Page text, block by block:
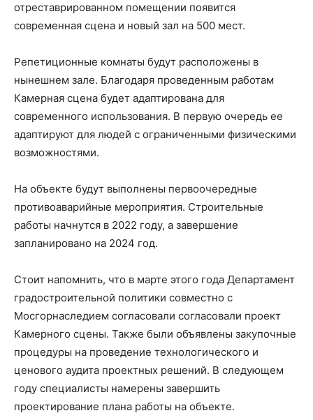
отреставрированном помещении появится
современная сцена и новый зал на 500 мест.
Репетиционные комнаты будут расположены в
нынешнем зале. Благодаря проведенным работам
Камерная сцена будет адаптирована для
современного использования. В первую очередь ее
адаптируют для людей с ограниченными физическими
возможностями.
На объекте будут выполнены первоочередные
противоаварийные мероприятия. Строительные
работы начнутся в 2022 году, а завершение
запланировано на 2024 год.
Стоит напомнить, что в марте этого года Департамент
градостроительной политики совместно с
Мосгорнаследием согласовали согласовали проект
Камерного сцены. Также были объявлены закупочные
процедуры на проведение технологического и
ценового аудита проектных решений. В следующем
году специалисты намерены завершить
проектирование плана работы на объекте.